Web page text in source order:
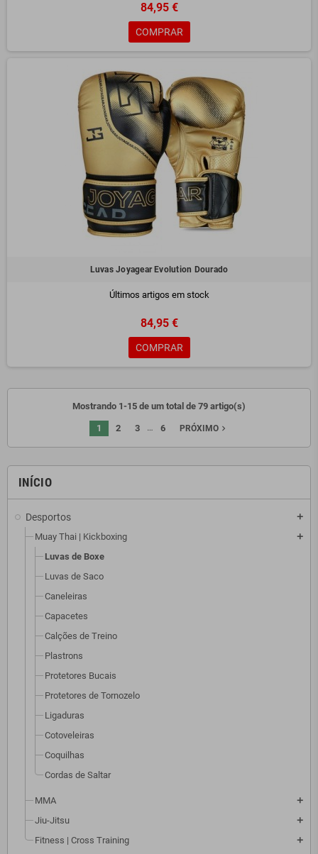
INÍCIO
Desportos add
Muay Thai | Kickboxing add
Luvas de Boxe
Luvas de Saco
Caneleiras
Capacetes
Calções de Treino
Plastrons
Protetores Bucais
Protetores de Tornozelo
Ligaduras
Cotoveleiras
Coquilhas
Cordas de Saltar
MMA add
Jiu-Jitsu add
Fitness | Cross Training add
84,95 €
COMPRAR
Luvas Joyagear Evolution Dourado
Últimos artigos em stock
84,95 €
COMPRAR
Mostrando 1-15 de um total de 79 artigo(s)
1 2 3 … 6 PRÓXIMO navigate_next